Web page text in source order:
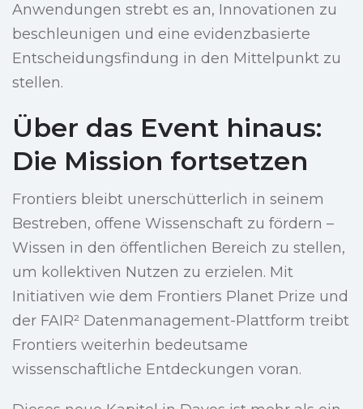
Anwendungen strebt es an, Innovationen zu
beschleunigen und eine evidenzbasierte
Entscheidungsfindung in den Mittelpunkt zu
stellen.
Über das Event hinaus:
Die Mission fortsetzen
Frontiers bleibt unerschütterlich in seinem
Bestreben, offene Wissenschaft zu fördern –
Wissen in den öffentlichen Bereich zu stellen,
um kollektiven Nutzen zu erzielen. Mit
Initiativen wie dem Frontiers Planet Prize und
der FAIR² Datenmanagement-Plattform treibt
Frontiers weiterhin bedeutsame
wissenschaftliche Entdeckungen voran.